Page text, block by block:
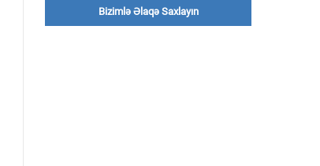
Bizimlə Əlaqə Saxlayın